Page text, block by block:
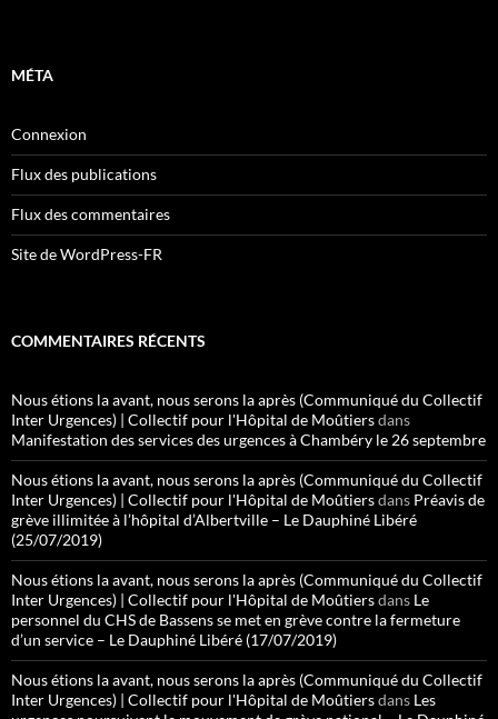
MÉTA
Connexion
Flux des publications
Flux des commentaires
Site de WordPress-FR
COMMENTAIRES RÉCENTS
Nous étions la avant, nous serons la après (Communiqué du Collectif
Inter Urgences) | Collectif pour l'Hôpital de Moûtiersdans
Manifestation des services des urgences à Chambéry le 26 septembre
Nous étions la avant, nous serons la après (Communiqué du Collectif
Inter Urgences) | Collectif pour l'Hôpital de Moûtiersdans Préavis de
grève illimitée à l’hôpital d’Albertville – Le Dauphiné Libéré
(25/07/2019)
Nous étions la avant, nous serons la après (Communiqué du Collectif
Inter Urgences) | Collectif pour l'Hôpital de Moûtiersdans Le
personnel du CHS de Bassens se met en grève contre la fermeture
d’un service – Le Dauphiné Libéré (17/07/2019)
Nous étions la avant, nous serons la après (Communiqué du Collectif
Inter Urgences) | Collectif pour l'Hôpital de Moûtiersdans Les